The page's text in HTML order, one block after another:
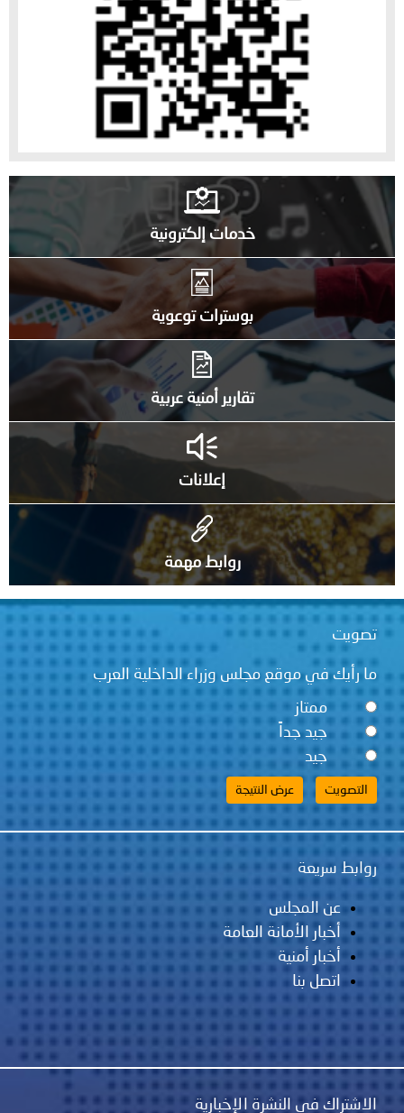
خدمات إلكترونية
بوسترات توعوية
تقارير أمنية عربية
إعلانات
روابط مهمة
تصويت
ما رأيك في موقع مجلس وزراء الداخلية العرب
ممتاز
جيد جداً
جيد
روابط سريعة
عن المجلس
أخبار الأمانة العامة
أخبار أمنية
اتصل بنا
الاشتراك في النشرة الإخبارية